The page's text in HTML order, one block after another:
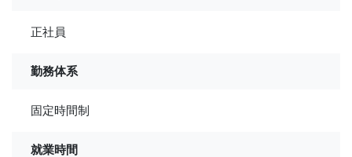
正社員
勤務体系
固定時間制
就業時間